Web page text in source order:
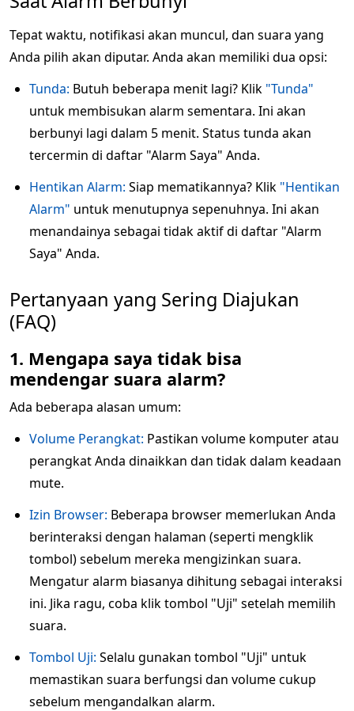
Tepat waktu, notifikasi akan muncul, dan suara yang
Anda pilih akan diputar. Anda akan memiliki dua opsi:
Tunda: Butuh beberapa menit lagi? Klik "Tunda"
untuk membisukan alarm sementara. Ini akan
berbunyi lagi dalam 5 menit. Status tunda akan
tercermin di daftar "Alarm Saya" Anda.
Hentikan Alarm: Siap mematikannya? Klik "Hentikan
Alarm" untuk menutupnya sepenuhnya. Ini akan
menandainya sebagai tidak aktif di daftar "Alarm
Saya" Anda.
Pertanyaan yang Sering Diajukan
(FAQ)
1. Mengapa saya tidak bisa
mendengar suara alarm?
Ada beberapa alasan umum:
Volume Perangkat: Pastikan volume komputer atau
perangkat Anda dinaikkan dan tidak dalam keadaan
mute.
Izin Browser: Beberapa browser memerlukan Anda
berinteraksi dengan halaman (seperti mengklik
tombol) sebelum mereka mengizinkan suara.
Mengatur alarm biasanya dihitung sebagai interaksi
ini. Jika ragu, coba klik tombol "Uji" setelah memilih
suara.
Tombol Uji: Selalu gunakan tombol "Uji" untuk
memastikan suara berfungsi dan volume cukup
sebelum mengandalkan alarm.